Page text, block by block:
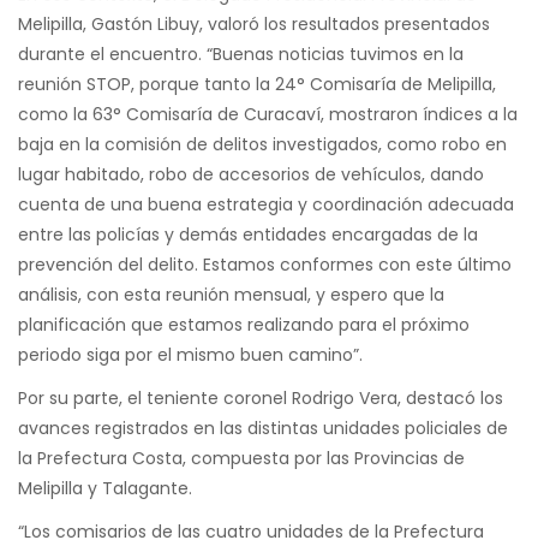
Melipilla, Gastón Libuy, valoró los resultados presentados
durante el encuentro. “Buenas noticias tuvimos en la
reunión STOP, porque tanto la 24° Comisaría de Melipilla,
como la 63° Comisaría de Curacaví, mostraron índices a la
baja en la comisión de delitos investigados, como robo en
lugar habitado, robo de accesorios de vehículos, dando
cuenta de una buena estrategia y coordinación adecuada
entre las policías y demás entidades encargadas de la
prevención del delito. Estamos conformes con este último
análisis, con esta reunión mensual, y espero que la
planificación que estamos realizando para el próximo
periodo siga por el mismo buen camino”.
Por su parte, el teniente coronel Rodrigo Vera, destacó los
avances registrados en las distintas unidades policiales de
la Prefectura Costa, compuesta por las Provincias de
Melipilla y Talagante.
“Los comisarios de las cuatro unidades de la Prefectura